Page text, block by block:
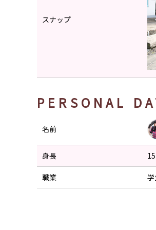
スナップ
PERSONAL
名前
身長
職業